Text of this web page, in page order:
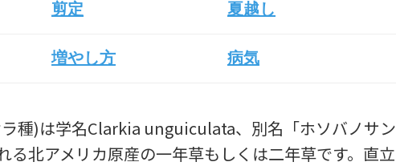
剪定 夏越し
増やし方 病気
種)は学名Clarkia unguiculata、別名「ホソバノサン
る北アメリカ原産の一年草もしくは二年草です。直立